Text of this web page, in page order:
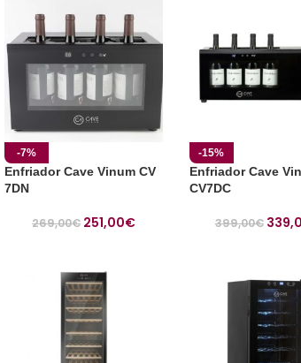
-7%
Enfriador Cave Vinum CV
7DN
269,00€ 251,00€
-15%
Enfriador Cave
CV7DC
399,00€